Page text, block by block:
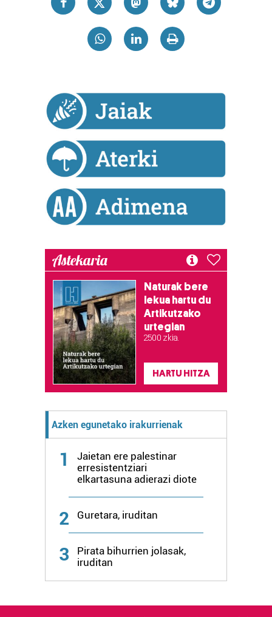
Bazkide batzuek ez dizute baimenik eskatzen, eta beren
interes komertzial legitimoetan babesten dira. Ikusi gure
bazkideen zerrenda, beren ustez zein helburutarako
duten interes legitimoa eta horren aurka nola egin
buruzko informazio gehiago eta ezarri zure lehentasunak
datuen atalean. Edozein unetan alda edo ken dezakezu
Webgune honek cookie propioak eta hirugarrenen cookie-
fitxategiak erabiltzen ditu. Zure esperientzia eta
zerbitzuak hobetzeko asmoz, cookie teknologiaz
baliatzen gara. Ohar hau onartuz gero, teknologia hori
erabiltzeko baimen esplizitua ematen diguzu.
Gehiago
Astekaria
Naturak bere
lekua hartu du
Artikutzako
urtegian
2.500 zkia.
HARTU HITZA
Azken egunetako irakurrienak
1
Jaietan ere palestinar
erresistentziari
elkartasuna adierazi diote
2 Guretara, iruditan
3
Pirata bihurrien jolasak,
iruditan